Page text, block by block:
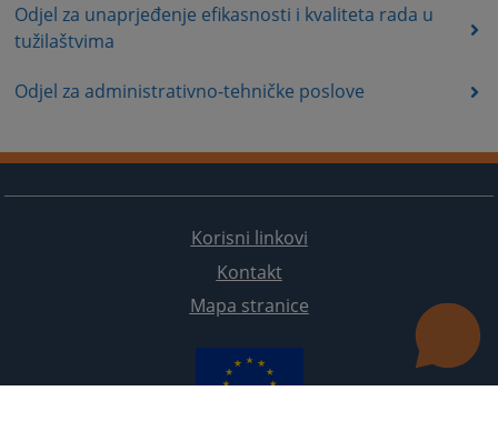
Odjel za unaprjeđenje efikasnosti i kvaliteta rada u
tužilaštvima
Odjel za administrativno-tehničke poslove
Korisni linkovi
Kontakt
Mapa stranice